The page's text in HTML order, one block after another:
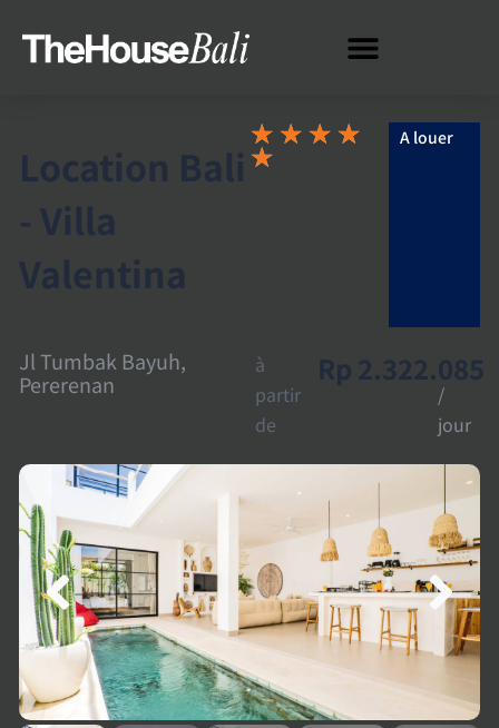
Location Bali
- Villa
Valentina
★ ★ ★ ★
★
A louer
Jl Tumbak Bayuh,
Pererenan
à
partir
de
Rp 2.322.085
/
jour